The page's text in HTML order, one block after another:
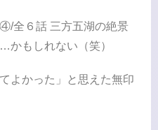
全６話 三方五湖の絶景
かもしれない（笑）
よかった」と思えた無印